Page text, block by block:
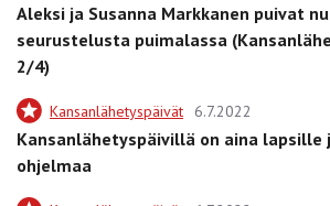
Aleksi ja Susanna Markkanen puivat
seurustelusta puimalassa
2/4)
Kansanlähetyspäivät 6.7.2022
Kansanlähetyspäivillä on aina lapsille
ohjelmaa